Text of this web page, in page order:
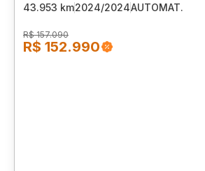
43.953 km2024/2024AUTOMAT.
R$ 157.090
R$ 152.990